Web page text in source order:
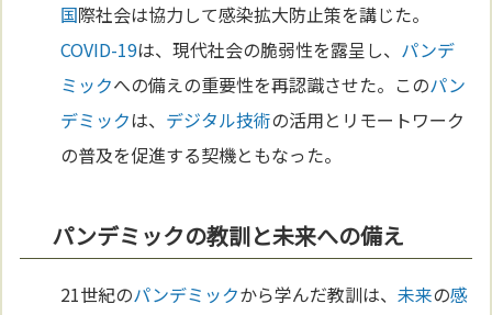
国際社会は協力して感染拡大防止策を講じた。
COVID-19は、現代社会の脆弱性を露呈し、 パンデ
ミックへの備えの重要性を再認識させた。このパン
デミックは、 デジタル技術の活用とリモートワーク
の普及を促進する契機ともなった。
パンデミックの教訓と未来への備え
21世紀のパンデミックから学んだ教訓は、未来の感